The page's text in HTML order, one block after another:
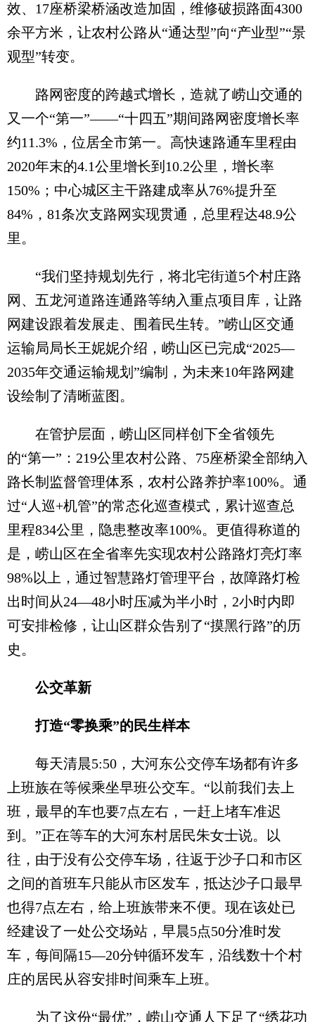
效、17座桥梁桥涵改造加固，维修破损路面4300
余平方米，让农村公路从“通达型”向“产业型”“景
观型”转变。
路网密度的跨越式增长，造就了崂山交通的
又一个“第一”——“十四五”期间路网密度增长率
约11.3%，位居全市第一。高快速路通车里程由
2020年末的4.1公里增长到10.2公里，增长率
150%；中心城区主干路建成率从76%提升至
84%，81条次支路网实现贯通，总里程达48.9公
里。
“我们坚持规划先行，将北宅街道5个村庄路
网、五龙河道路连通路等纳入重点项目库，让路
网建设跟着发展走、围着民生转。”崂山区交通
运输局局长王妮妮介绍，崂山区已完成“2025—
2035年交通运输规划”编制，为未来10年路网建
设绘制了清晰蓝图。
在管护层面，崂山区同样创下全省领先
的“第一”：219公里农村公路、75座桥梁全部纳入
路长制监督管理体系，农村公路养护率100%。通
过“人巡+机管”的常态化巡查模式，累计巡查总
里程834公里，隐患整改率100%。更值得称道的
是，崂山区在全省率先实现农村公路路灯亮灯率
98%以上，通过智慧路灯管理平台，故障路灯检
出时间从24—48小时压减为半小时，2小时内即
可安排检修，让山区群众告别了“摸黑行路”的历
史。
公交革新
打造“零换乘”的民生样本
每天清晨5:50，大河东公交停车场都有许多
上班族在等候乘坐早班公交车。“以前我们去上
班，最早的车也要7点左右，一赶上堵车准迟
到。”正在等车的大河东村居民朱女士说。以
往，由于没有公交停车场，往返于沙子口和市区
之间的首班车只能从市区发车，抵达沙子口最早
也得7点左右，给上班族带来不便。现在该处已
经建设了一处公交场站，早晨5点50分准时发
车，每间隔15—20分钟循环发车，沿线数十个村
庄的居民从容安排时间乘车上班。
为了这份“最优”，崂山交通人下足了“绣花功